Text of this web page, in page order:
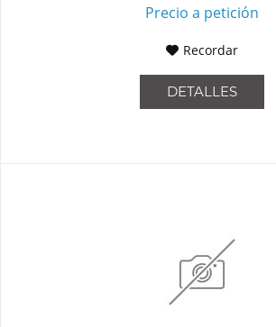
Precio a petición
Recordar
DETALLES